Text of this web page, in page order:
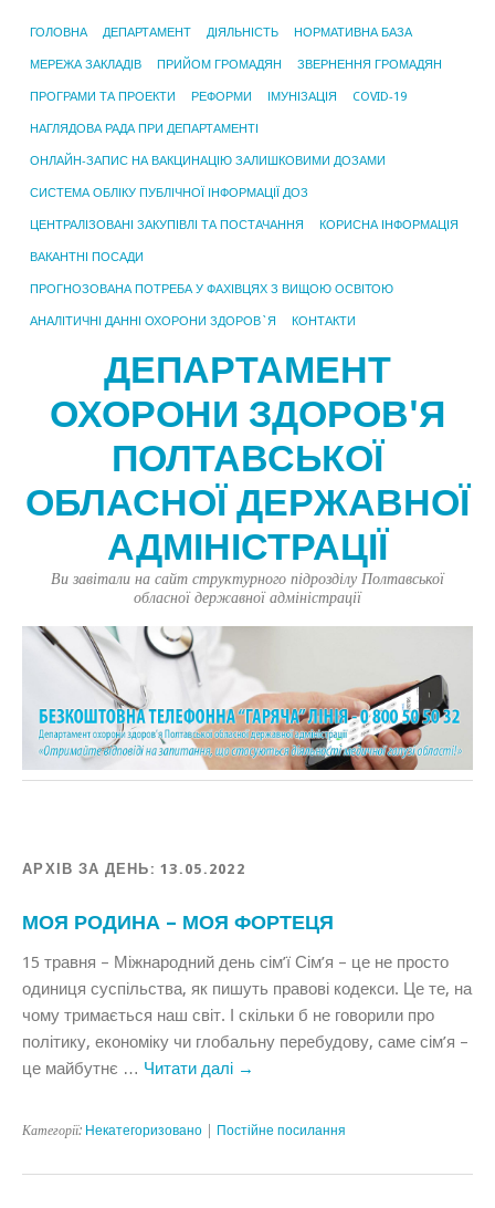
ГОЛОВНА ДЕПАРТАМЕНТ ДІЯЛЬНІСТЬ НОРМАТИВНА БАЗА
МЕРЕЖА ЗАКЛАДІВ ПРИЙОМ ГРОМАДЯН ЗВЕРНЕННЯ ГРОМАДЯН
ПРОГРАМИ ТА ПРОЕКТИ РЕФОРМИ ІМУНІЗАЦІЯ COVID-19
НАГЛЯДОВА РАДА ПРИ ДЕПАРТАМЕНТІ
ОНЛАЙН-ЗАПИС НА ВАКЦИНАЦІЮ ЗАЛИШКОВИМИ ДОЗАМИ
СИСТЕМА ОБЛІКУ ПУБЛІЧНОЇ ІНФОРМАЦІЇ ДОЗ
ЦЕНТРАЛІЗОВАНІ ЗАКУПІВЛІ ТА ПОСТАЧАННЯ КОРИСНА ІНФОРМАЦІЯ
ВАКАНТНІ ПОСАДИ
ПРОГНОЗОВАНА ПОТРЕБА У ФАХІВЦЯХ З ВИЩОЮ ОСВІТОЮ
АНАЛІТИЧНІ ДАННІ ОХОРОНИ ЗДОРОВ`Я КОНТАКТИ
ДЕПАРТАМЕНТ
ОХОРОНИ ЗДОРОВ'Я
ПОЛТАВСЬКОЇ
ОБЛАСНОЇ ДЕРЖАВНОЇ
АДМІНІСТРАЦІЇ
Ви завітали на сайт структурного підрозділу Полтавської
обласної державної адміністрації
АРХІВ ЗА ДЕНЬ:13.05.2022
МОЯ РОДИНА – МОЯ ФОРТЕЦЯ
15 травня – Міжнародний день сім’ї Сім’я – це не просто
одиниця суспільства, як пишуть правові кодекси. Це те, на
чому тримається наш світ. І скільки б не говорили про
політику, економіку чи глобальну перебудову, саме сім’я –
це майбутнє … Читати далі →
Категорії: Некатегоризовано Постійне посилання